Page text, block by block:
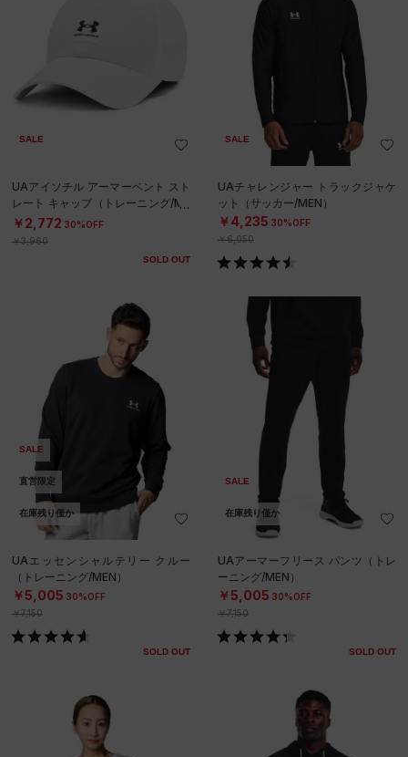
SALE
UAアイソチル アーマーベント スト
レート キャップ（トレーニング/ME
N）
￥2,772 30%OFF
￥3,960
SOLD OUT
SALE
UAチャレンジャー トラックジャケ
ット（サッカー/MEN）
￥4,235 30%OFF
￥6,050
SALE
直営限定
在庫残り僅か
UAエッセンシャルテリー クルー
（トレーニング/MEN）
￥5,005 30%OFF
￥7,150
SOLD OUT
SALE
在庫残り僅か
UAアーマーフリース パンツ（トレ
ーニング/MEN）
￥5,005 30%OFF
￥7,150
SOLD OUT